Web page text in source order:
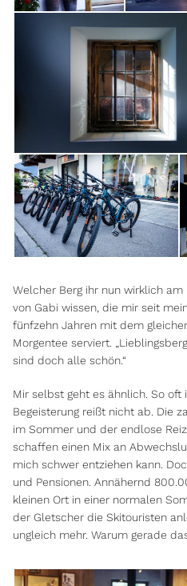
Welcher Berg ihr nun wirklich
von Gabi wissen, die mir seit
fünfzehn Jahren mit dem
Morgentee serviert.
sind doch alle schön.“
Mir selbst geht es ähnlich. So oft
Begeisterung reißt nicht ab. Die
im Sommer und der endlose
schaffen einen Mix an
mich schwer entziehen kann.
und Pensionen. Annähernd
kleinen Ort in einer normalen
der Gletscher die Skitouristen
ungleich mehr. Warum gerade